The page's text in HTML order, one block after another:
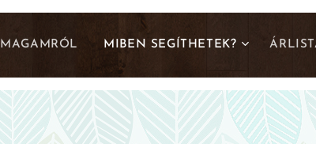
MAGAMRÓL MIBEN SEGÍTHETEK?